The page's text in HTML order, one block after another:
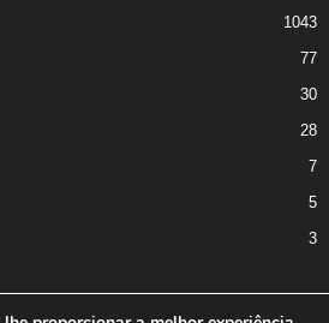
1043
77
30
28
7
5
3